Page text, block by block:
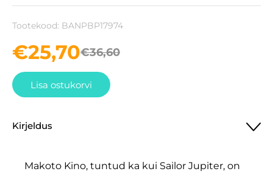
Tootekood: BANPBP17974
€36,60
€25,70
Lisa ostukorvi
Kirjeldus
Makoto Kino, tuntud ka kui Sailor Jupiter, on